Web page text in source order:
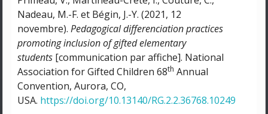
Nadeau, M.-F. et Bégin, J.-Y. (2021, 12
novembre). Pedagogical differenciation practices
promoting inclusion of gifted elementary
students[communication par affiche]. National
Association for Gifted Children 68th Annual
Convention, Aurora, CO,
USA. https://doi.org/10.13140/RG.2.2.36768.10249